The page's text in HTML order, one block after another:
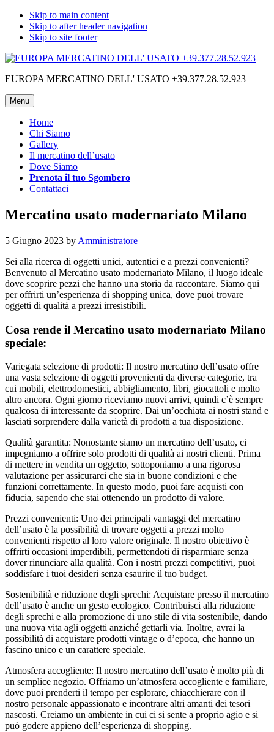
Skip to main content
Skip to after header navigation
Skip to site footer
EUROPA MERCATINO DELL' USATO +39.377.28.52.923
Menu
Home
Chi Siamo
Gallery
Il mercatino dell’usato
Dove Siamo
Prenota il tuo Sgombero
Contattaci
Mercatino usato modernariato Milano
5 Giugno 2023 by Amministratore
Sei alla ricerca di oggetti unici, autentici e a prezzi convenienti?
Benvenuto al Mercatino usato modernariato Milano, il luogo ideale
dove scoprire pezzi che hanno una storia da raccontare. Siamo qui
per offrirti un’esperienza di shopping unica, dove puoi trovare
oggetti di qualità a prezzi irresistibili.
Cosa rende il Mercatino usato modernariato Milano
speciale:
Variegata selezione di prodotti: Il nostro mercatino dell’usato offre
una vasta selezione di oggetti provenienti da diverse categorie, tra
cui mobili, elettrodomestici, abbigliamento, libri, giocattoli e molto
altro ancora. Ogni giorno riceviamo nuovi arrivi, quindi c’è sempre
qualcosa di interessante da scoprire. Dai un’occhiata ai nostri stand e
lasciati sorprendere dalla varietà di prodotti a tua disposizione.
Qualità garantita: Nonostante siamo un mercatino dell’usato, ci
impegniamo a offrire solo prodotti di qualità ai nostri clienti. Prima
di mettere in vendita un oggetto, sottoponiamo a una rigorosa
valutazione per assicurarci che sia in buone condizioni e che
funzioni correttamente. In questo modo, puoi fare acquisti con
fiducia, sapendo che stai ottenendo un prodotto di valore.
Prezzi convenienti: Uno dei principali vantaggi del mercatino
dell’usato è la possibilità di trovare oggetti a prezzi molto
convenienti rispetto al loro valore originale. Il nostro obiettivo è
offrirti occasioni imperdibili, permettendoti di risparmiare senza
dover rinunciare alla qualità. Con i nostri prezzi competitivi, puoi
soddisfare i tuoi desideri senza esaurire il tuo budget.
Sostenibilità e riduzione degli sprechi: Acquistare presso il mercatino
dell’usato è anche un gesto ecologico. Contribuisci alla riduzione
degli sprechi e alla promozione di uno stile di vita sostenibile, dando
una nuova vita agli oggetti anziché gettarli via. Inoltre, avrai la
possibilità di acquistare prodotti vintage o d’epoca, che hanno un
fascino unico e un carattere speciale.
Atmosfera accogliente: Il nostro mercatino dell’usato è molto più di
un semplice negozio. Offriamo un’atmosfera accogliente e familiare,
dove puoi prenderti il tempo per esplorare, chiacchierare con il
nostro personale appassionato e incontrare altri amanti dei tesori
nascosti. Creiamo un ambiente in cui ci si sente a proprio agio e si
può godere appieno dell’esperienza di shopping.